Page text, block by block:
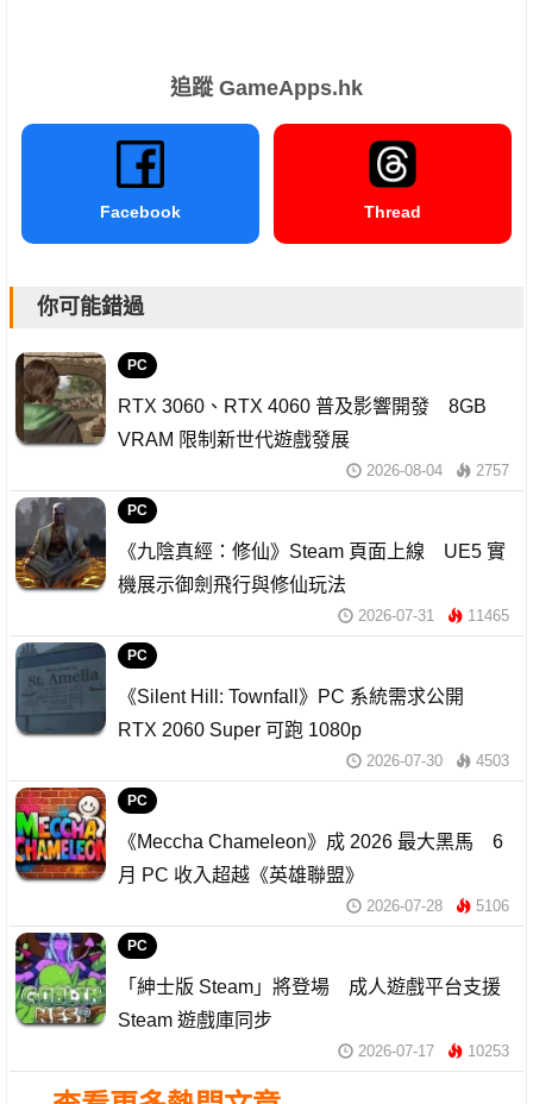
追蹤 GameApps.hk
Facebook Thread
你可能錯過
PC
RTX 3060、RTX 4060 普及影響開發 8GB
VRAM 限制新世代遊戲發展
2026-08-04 2757
PC
《九陰真經：修仙》Steam 頁面上線 UE5 實
機展示御劍飛行與修仙玩法
2026-07-31 11465
PC
《Silent Hill: Townfall》PC 系統需求公開
RTX 2060 Super 可跑 1080p
2026-07-30 4503
PC
《Meccha Chameleon》成 2026 最大黑馬 6
月 PC 收入超越《英雄聯盟》
2026-07-28 5106
PC
「紳士版 Steam」將登場 成人遊戲平台支援
Steam 遊戲庫同步
2026-07-17 10253